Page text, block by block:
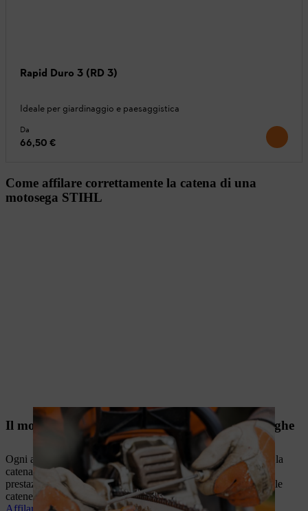
Rapid Duro 3 (RD 3)
Ideale per giardinaggio e paesaggistica
Da
66,50 €
Come affilare correttamente la catena di una
motosega STIHL
Il modo giusto per affilare le catene delle motoseghe
Ogni attrezzo da taglio ha bisogno di cure: affila regolarmente la
catena della tua motosega STIHL per garantirne le massime
prestazioni. In questo articolo, imparerai tutto sull'affilatura delle
catene.
Affilare correttamente la catena della motosega